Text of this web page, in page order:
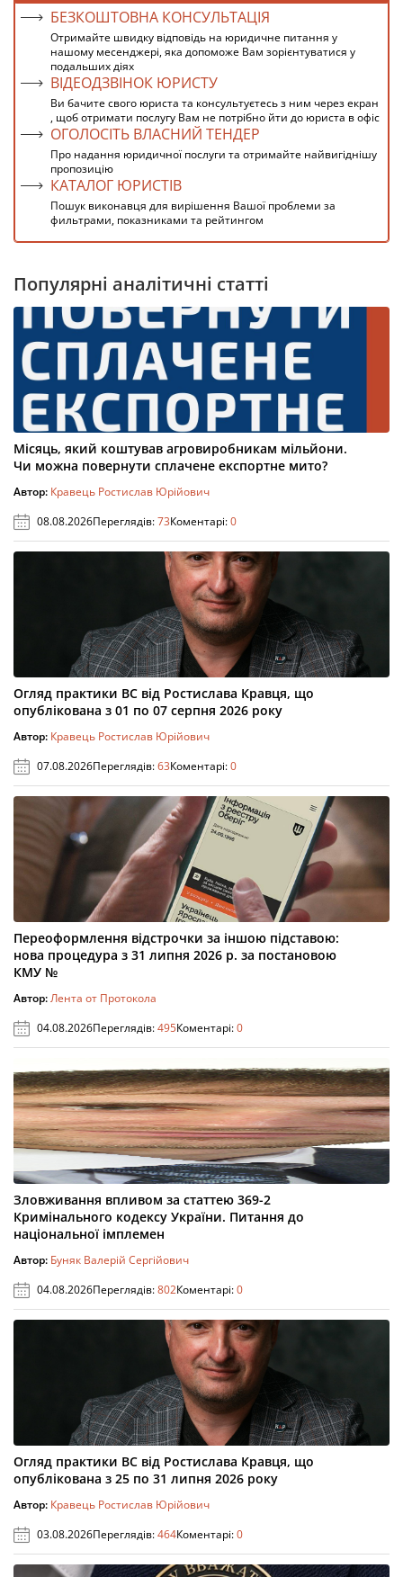
БЕЗКОШТОВНА КОНСУЛЬТАЦІЯ
Отримайте швидку відповідь на юридичне питання у
нашому месенджері, яка допоможе Вам зорієнтуватися у
подальших діях
ВІДЕОДЗВІНОК ЮРИСТУ
Ви бачите свого юриста та консультуєтесь з ним через екран
, щоб отримати послугу Вам не потрібно йти до юриста в офіс
ОГОЛОСІТЬ ВЛАСНИЙ ТЕНДЕР
Про надання юридичної послуги та отримайте найвигіднішу
пропозицію
КАТАЛОГ ЮРИСТІВ
Пошук виконавця для вирішення Вашої проблеми за
фильтрами, показниками та рейтингом
Популярні аналітичні статті
Місяць, який коштував агровиробникам мільйони.
Чи можна повернути сплачене експортне мито?
Автор: Кравець Ростислав Юрійович
08.08.2026Переглядів:73Коментарі:0
Огляд практики ВС від Ростислава Кравця, що
опублікована з 01 по 07 серпня 2026 року
Автор: Кравець Ростислав Юрійович
07.08.2026Переглядів:63Коментарі:0
Переоформлення відстрочки за іншою підставою:
нова процедура з 31 липня 2026 р. за постановою
КМУ №
Автор:Лента от Протокола
04.08.2026Переглядів:495Коментарі:0
Зловживання впливом за статтею 369-2
Кримінального кодексу України. Питання до
національної імплемен
Автор: Буняк Валерій Сергійович
04.08.2026Переглядів:802Коментарі:0
Огляд практики ВС від Ростислава Кравця, що
опублікована з 25 по 31 липня 2026 року
Автор: Кравець Ростислав Юрійович
03.08.2026Переглядів:464Коментарі:0